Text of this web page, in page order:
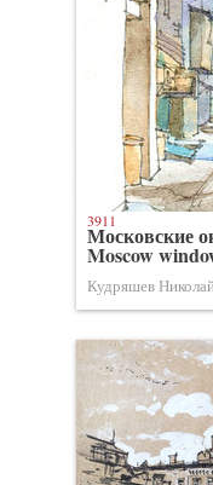
Московские
Moscow
Кудряшев
3911